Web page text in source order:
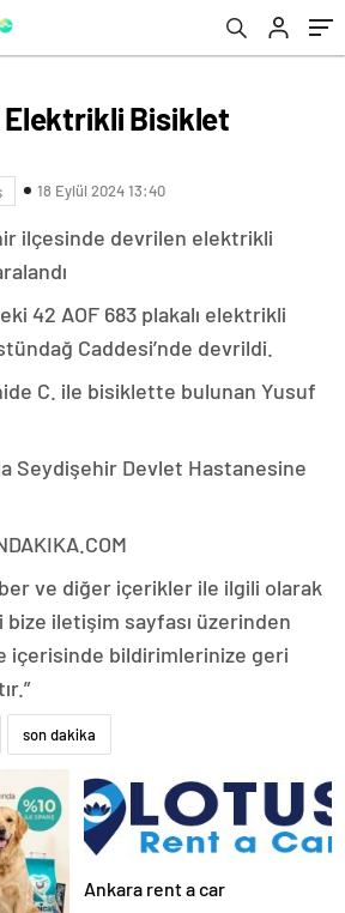
Elektrikli Bisiklet
18 Eylül 2024 13:40
ilçesinde devrilen elektrikli
42 AOF 683 plakalı elektrikli
Caddesi’nde devrildi.
C. ile bisiklette bulunan Yusuf
Seydişehir Devlet Hastanesine
ve diğer içerikler ile ilgili olarak
iletişim sayfası üzerinden
içerisinde bildirimlerinize geri
son dakika
Ankara rent a car